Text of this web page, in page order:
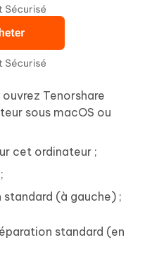
Tenorshare
sous macOS ou
cet ordinateur ;
(à gauche) ;
standard (en